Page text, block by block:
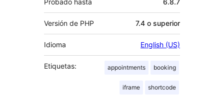
Probado hasta 6.8.7
Versión de PHP 7.4 o superior
Idioma English (US)
Etiquetas: appointments booking
iframe shortcode